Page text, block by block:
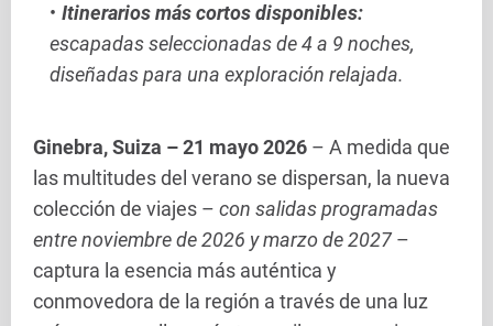
Itinerarios más cortos disponibles:
escapadas seleccionadas de 4 a 9 noches,
diseñadas para una exploración relajada.
Ginebra, Suiza – 21 mayo 2026 – A medida que
las multitudes del verano se dispersan, la nueva
colección de viajes – con salidas programadas
entre noviembre de 2026 y marzo de 2027–
captura la esencia más auténtica y
conmovedora de la región a través de una luz